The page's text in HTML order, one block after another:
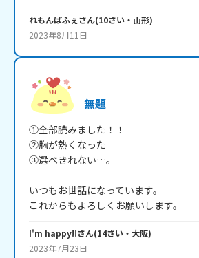
れもんぱふぇ さん(10さい・ 山形)
2023年8月11日
無題
①全部読みました！！
②胸が熱くなった
③選べきれない…。
いつもお世話になっています。
これからもよろしくお願いします。
I'm happy!!さん(14さい・ 大阪)
2023年7月23日